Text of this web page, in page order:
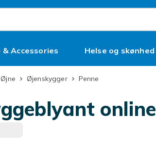
& Accessories Helse og skønhed
Øjne Øjenskygger Penne
online